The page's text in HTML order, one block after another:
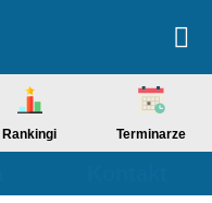
Rankingi Terminarze